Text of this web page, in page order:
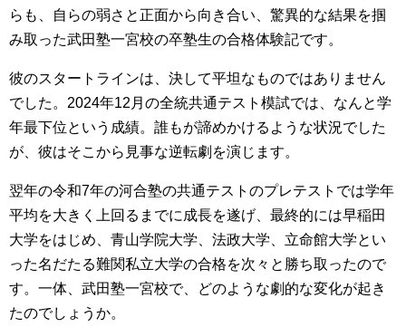
らも、自らの弱さと正面から向き合い、驚異的な結果を掴
み取った武田塾一宮校の卒塾生の合格体験記です。
彼のスタートラインは、決して平坦なものではありません
でした。2024年12月の全統共通テスト模試では、なんと学
年最下位という成績。誰もが諦めかけるような状況でした
が、彼はそこから見事な逆転劇を演じます。
翌年の令和7年の河合塾の共通テストのプレテストでは学年
平均を大きく上回るまでに成長を遂げ、最終的には早稲田
大学をはじめ、青山学院大学、法政大学、立命館大学とい
った名だたる難関私立大学の合格を次々と勝ち取ったので
す。一体、武田塾一宮校で、どのような劇的な変化が起き
たのでしょうか。